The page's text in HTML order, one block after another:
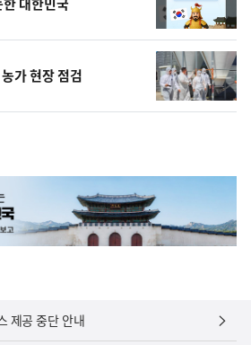
가 현장 점검
제공 중단 안내